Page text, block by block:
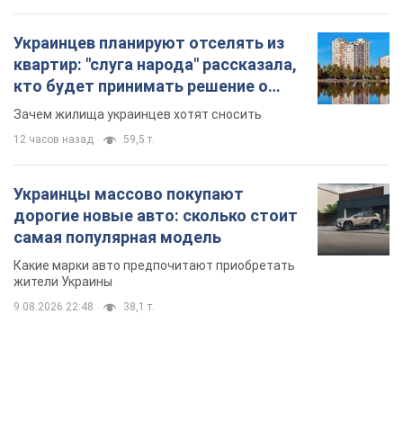
Украинцев планируют отселять из
квартир: "слуга народа" рассказала,
кто будет принимать решение о
сносе домов
Зачем жилища украинцев хотят сносить
12 часов назад 59,5 т.
Украинцы массово покупают
дорогие новые авто: сколько стоит
самая популярная модель
Какие марки авто предпочитают приобретать
жители Украины
9.08.2026 22:48 38,1 т.